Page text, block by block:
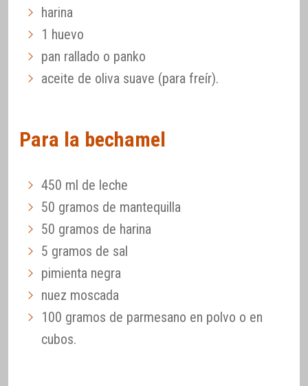
harina
1 huevo
pan rallado o panko
aceite de oliva suave (para freír).
Para la bechamel
450 ml de leche
50 gramos de mantequilla
50 gramos de harina
5 gramos de sal
pimienta negra
nuez moscada
100 gramos de parmesano en polvo o en
cubos.